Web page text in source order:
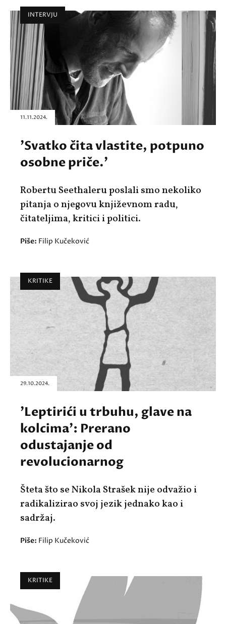
INTERVJU
11.11.2024.
'Svatko čita vlastite, potpuno
osobne priče.'
Robertu Seethaleru poslali smo nekoliko
pitanja o njegovu književnom radu,
čitateljima, kritici i politici.
Piše: Filip Kučeković
KRITIKE
29.10.2024.
'Leptirići u trbuhu, glave na
kolcima': Prerano
odustajanje od
revolucionarnog
Šteta što se Nikola Strašek nije odvažio i
radikalizirao svoj jezik jednako kao i
sadržaj.
Piše: Filip Kučeković
KRITIKE